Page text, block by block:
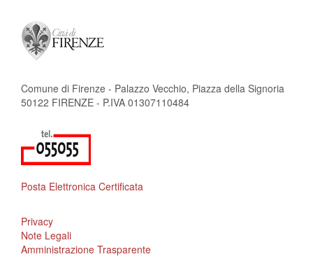
Comune di Firenze - Palazzo Vecchio, Piazza della Signoria
50122 FIRENZE - P.IVA 01307110484
Posta Elettronica Certificata
Privacy
Note Legali
Amministrazione Trasparente